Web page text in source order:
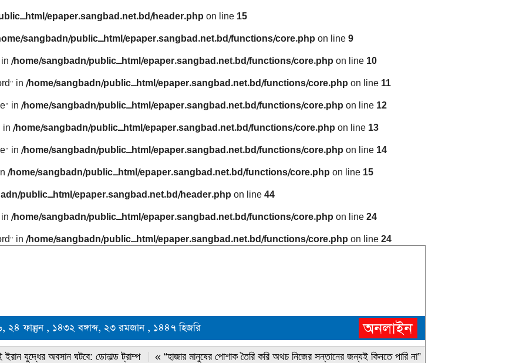
epaper.sangbad.net.bd/header.php on line 15
sangbadn/public_html/epaper.sangbad.net.bd/functions/core.php on line 9
/home/sangbadn/public_html/epaper.sangbad.net.bd/functions/core.php on line 10
in /home/sangbadn/public_html/epaper.sangbad.net.bd/functions/core.php on line 11
in /home/sangbadn/public_html/epaper.sangbad.net.bd/functions/core.php on line 12
in /home/sangbadn/public_html/epaper.sangbad.net.bd/functions/core.php on line 13
in /home/sangbadn/public_html/epaper.sangbad.net.bd/functions/core.php on line 14
/home/sangbadn/public_html/epaper.sangbad.net.bd/functions/core.php on line 15
public_html/epaper.sangbad.net.bd/header.php on line 44
/home/sangbadn/public_html/epaper.sangbad.net.bd/functions/core.php on line 24
in /home/sangbadn/public_html/epaper.sangbad.net.bd/functions/core.php on line 24
২৪ ফাল্গুন , ১৪৩২ বঙ্গাব্দ, ২৩ রমজান , ১৪৪৭ হিজরি
যুদ্ধের অবসান ঘটবে: ডোনাল্ড ট্রাম্প « “হাজার মানুষের পোশাক তৈরি করি অথচ নিজের সন্তানের জন্যই কিনতে পারি না”